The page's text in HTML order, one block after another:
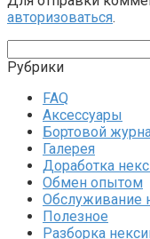
авторизоваться.
Рубрики
FAQ
Аксессуары
Бортовой
Галерея
Доработка
Обмен опытом
Обслуживание
Полезное
Разборка